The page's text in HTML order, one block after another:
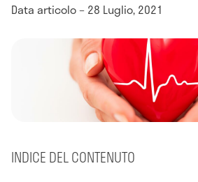
Data articolo – 28 Luglio, 2021
INDICE DEL CONTENUTO